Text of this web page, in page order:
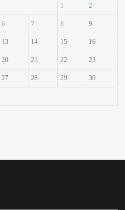
1 2
6 7 8 9
13 14 15 16
20 21 22 23
27 28 29 30